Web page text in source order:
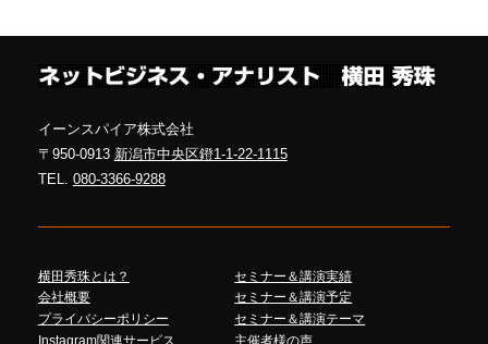
イーンスパイア株式会社
〒950-0913 新潟市中央区鐙1-1-22-1115
TEL. 080-3366-9288
横田秀珠とは？
会社概要
プライバシーポリシー
Instagram関連サービス
セミナー＆講演実績
セミナー＆講演予定
セミナー＆講演テーマ
主催者様の声